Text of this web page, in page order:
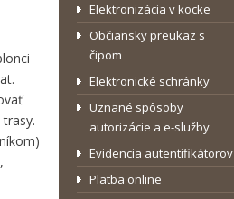
Elektronizácia v kocke
Občiansky preukaz s
čipom
Elektronické schránky
Uznané spôsoby
autorizácie a e-služby
Evidencia autentifikátorov
Platba online